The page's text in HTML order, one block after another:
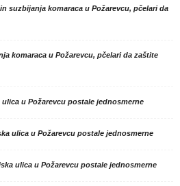
suzbijanja komaraca u Požarevcu, pčelari da
komaraca u Požarevcu, pčelari da zaštite
u Požarevcu postale jednosmerne
ulica u Požarevcu postale jednosmerne
ulica u Požarevcu postale jednosmerne